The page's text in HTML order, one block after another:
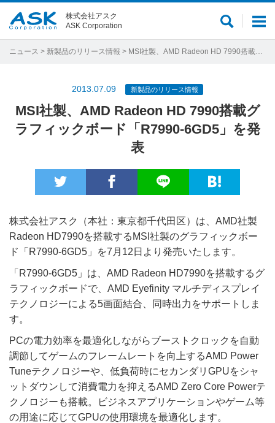
メ
ュ
サ
ト
株式会社アスク
ASK Corporation
ニュース > 新製品のリリース情報 > MSI社製、AMD Radeon HD 7990搭載グラフィックボード「R7990-6GD5」を発表
2013.07.09 新製品のリリース情報
MSI社製、AMD Radeon HD 7990搭載グ
ラフィックボード「R7990-6GD5」を発
表
株式会社アスク（本社：東京都千代田区）は、AMD社製
Radeon HD7990を搭載するMSI社製のグラフィックボー
ド「R7990-6GD5」を7月12日より発売いたします。
「R7990-6GD5」は、AMD Radeon HD7990を搭載するグ
ラフィックボードで、AMD Eyefinity マルチディスプレイ
テクノロジーによる5画面結合、同時出力をサポートしま
す。
PCの電力効率を最適化しながらブーストクロックを自動
調節してゲームのフレームレートを向上するAMD Power
Tuneテクノロジーや、低負荷時にセカンダリGPUをシャ
ットダウンして消費電力を抑えるAMD Zero Core Powerテ
クノロジーも搭載。ビジネスアプリケーションやゲーム等
の用途に応じてGPUの使用環境を最適化します。